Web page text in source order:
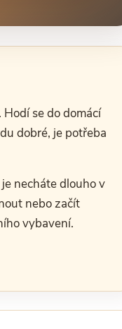
se do domácí
dobré, je potřeba
necháte dlouho v
nebo začít
vybavení.